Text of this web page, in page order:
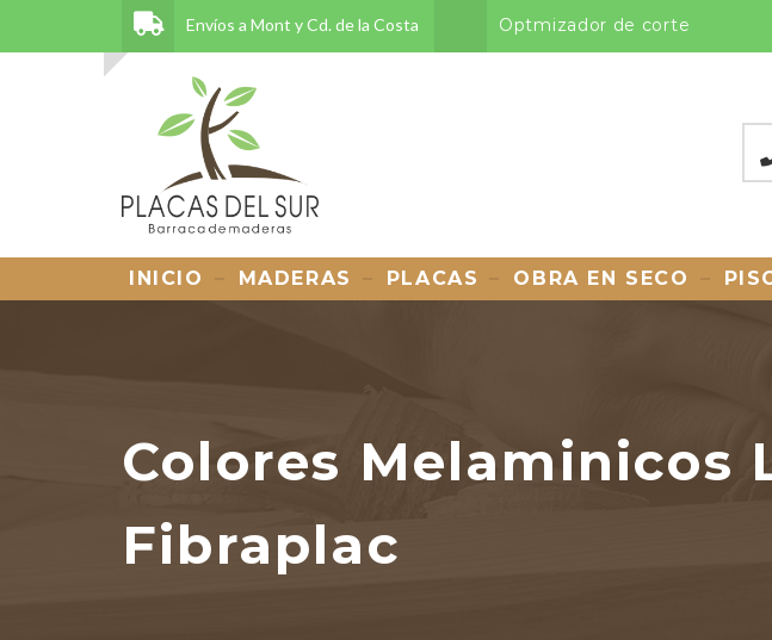
Envíos a Mont y Cd. de la Costa Optmizador de corte
INICIO MADERAS PLACAS OBRA EN SECO
Colores Melaminicos
Fibraplac